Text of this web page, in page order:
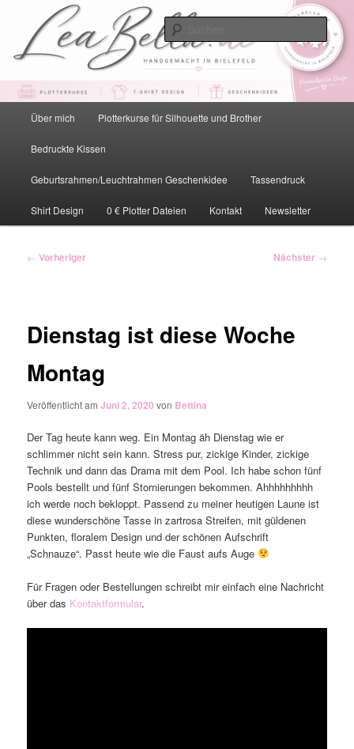
primären
springenLeaBella.de – Handgemacht in
Bielefeld
HauptmenüÜber mich Plotterkurse für Silhouette und Brother
Bedruckte Kissen
Geburtsrahmen/Leuchtrahmen Geschenkidee Tassendruck
Shirt Design 0 € Plotter Dateien Kontakt Newsletter
Beitragsnavigation
← Vorheriger Nächster →
Dienstag ist diese Woche
Montag
Veröffentlicht amJuni 2, 2020 von Bettina
Der Tag heute kann weg. Ein Montag äh Dienstag wie er
schlimmer nicht sein kann. Stress pur, zickige Kinder, zickige
Technik und dann das Drama mit dem Pool. Ich habe schon fünf
Pools bestellt und fünf Stornierungen bekommen. Ahhhhhhhhh
ich werde noch bekloppt. Passend zu meiner heutigen Laune ist
diese wunderschöne Tasse in zartrosa Streifen, mit güldenen
Punkten, floralem Design und der schönen Aufschrift
„Schnauze“. Passt heute wie die Faust aufs Auge
Für Fragen oder Bestellungen schreibt mir einfach eine Nachricht
über das Kontaktformular.